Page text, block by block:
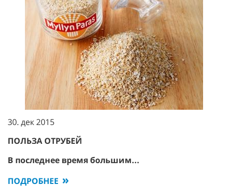
30. дек 2015
ПОЛЬЗА ОТРУБЕЙ
В последнее время большим...
ПОДРОБНЕЕ